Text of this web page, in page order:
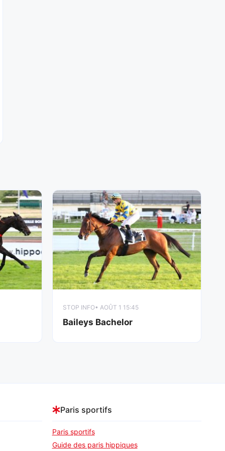
STOP INFO• AOÛT 1 15:45
Baileys Bachelor
Paris sportifs
Paris sportifs
Guide des paris hippiques